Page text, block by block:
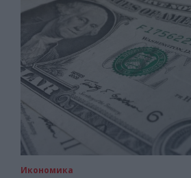
Икономика